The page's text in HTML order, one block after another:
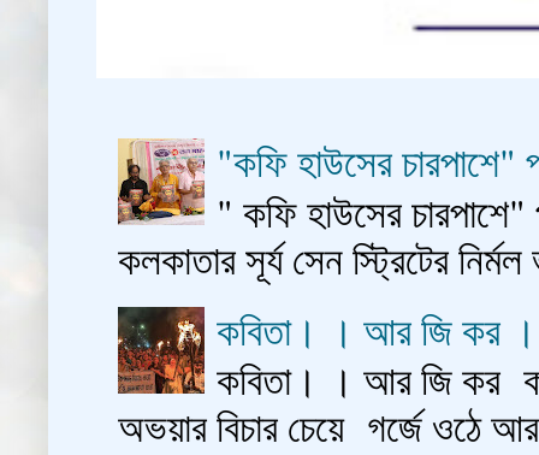
"কফি হাউসের
" কফি হাউসের
কলকাতার সূর্য সেন স্ট্রিটের
কবিতা। । আর জি কর
কবিতা। । আর জি কর
অভয়ার বিচার চেয়ে গর্জে